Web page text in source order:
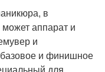
в
аппарат и
и
и финишное